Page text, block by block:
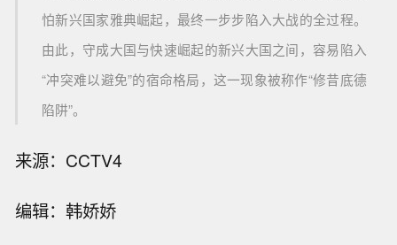
怕新兴国家雅典崛起，最终一步步陷入大战的全过程。
由此，守成大国与快速崛起的新兴大国之间，容易陷入
“冲突难以避免”的宿命格局，这一现象被称作“修昔底德
陷阱”。
来源：CCTV4
编辑：韩娇娇